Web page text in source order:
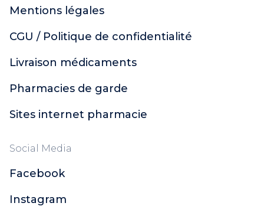
Mentions légales
CGU / Politique de confidentialité
Livraison médicaments
Pharmacies de garde
Sites internet pharmacie
Social Media
Facebook
Instagram